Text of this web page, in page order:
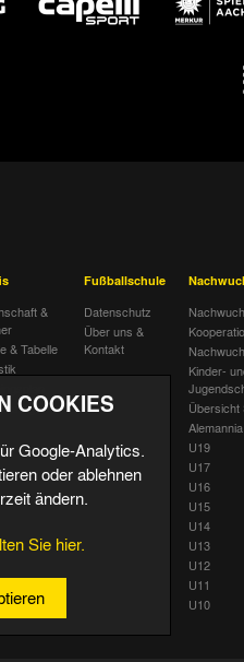
&
& Tabelle
Fußballschule
Datenschutz
Über uns &
Kontakt
Kinder-
Übersicht
U19
U17
U16
U15
U14
U13
U12
U11
U10
COOKIES
Google-Analytics.
oder ablehnen
ändern.
Sie hier.